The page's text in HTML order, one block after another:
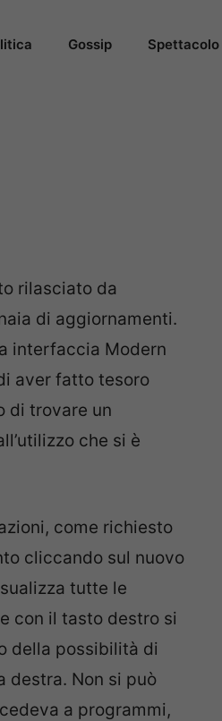
Gossip Spettacolo
rilasciato da
di aggiornamenti.
interfaccia Modern
aver fatto tesoro
di trovare un
che si è
come richiesto
cliccando sul nuovo
tutte le
con il tasto destro si
della possibilità di
destra. Non si può
a programmi,